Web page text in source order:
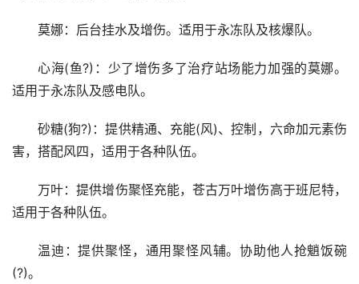
莫娜：后台挂水及增伤。适用于永冻队及核爆队。
心海(鱼?)：少了增伤多了治疗站场能力加强的莫娜。
适用于永冻队及感电队。
砂糖(狗?)：提供精通、充能(风)、控制，六命加元素伤
害，搭配风四，适用于各种队伍。
万叶：提供增伤聚怪充能，苍古万叶增伤高于班尼特，
适用于各种队伍。
温迪：提供聚怪，通用聚怪风辅。协助他人抢魈饭碗
(?)。